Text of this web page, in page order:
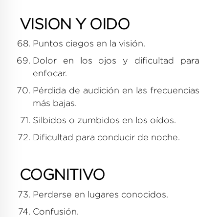
VISION Y OIDO
Puntos ciegos en la visión.
Dolor en los ojos y dificultad para
enfocar.
Pérdida de audición en las frecuencias
más bajas.
Silbidos o zumbidos en los oídos.
Dificultad para conducir de noche.
COGNITIVO
Perderse en lugares conocidos.
Confusión.